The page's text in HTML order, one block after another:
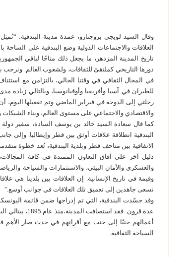
العلاقات والاجتماعات الدولية وضع البندقية على الساحة
تاريخ المدينة المزدهر، ما يجعل ذلك متاحًا لباقي
دورها التاريخي كملتقىً للثقافات، ولشعوب العالم.
في المجال الثقافي في وقتنا الحالي، بالتزامن مع
للطيران في آسيا وأفريقيا وأوقيانوسيا، وبالتالي
رحلتي إلى الدوحة في فبراير الماضي وتم تفعيلها اليوم،
والاقتصادي والاجتماعي على مستوى العالم، وبناء
كما قال سعادة السيد خالد بن يوسف السادة، سفير
البندقية انطلاقة علاقات أوثق بين قطر وإيطاليا. وإلى
الاتفاقية بين متاحف قطر وبلدية البندقية، تُعد خطوة
دليل آخر على آفاق التعاون الممتدة في كافة المجالات،
والعسكري والأمان البيئي، والاستثمارات والسياحة
وقيمة في تاريخ الإنسانية. إن العلاقات بين بلدينا هي
نسعى جاهدين إلى تعميق تلك العلاقات في جوانب أوسع.″
عدة قرون. فقد
أعمالهم جنبًا إلى جنب مع أقرانهم في حدث صار الأهم
السياحة الثقافية.